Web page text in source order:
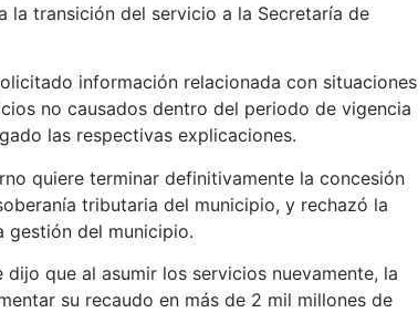
la transición del servicio a la Secretaría de
información relacionada con situaciones
no causados dentro del periodo de vigencia
las respectivas explicaciones.
quiere terminar definitivamente la concesión
tributaria del municipio, y rechazó la
del municipio.
que al asumir los servicios nuevamente, la
su recaudo en más de 2 mil millones de